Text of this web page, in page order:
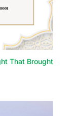
That Brought